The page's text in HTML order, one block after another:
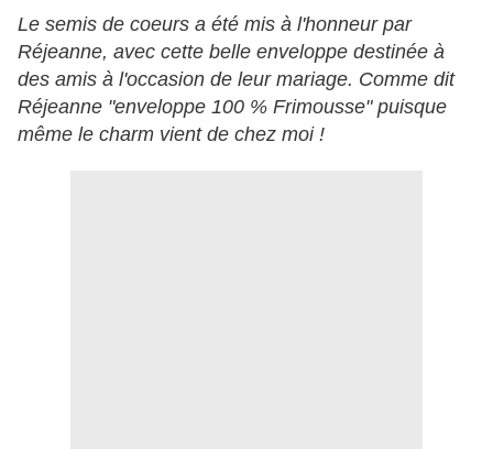
Le semis de coeurs a été mis à l'honneur par
Réjeanne, avec cette belle enveloppe destinée à
des amis à l'occasion de leur mariage. Comme dit
Réjeanne "enveloppe 100 % Frimousse" puisque
même le charm vient de chez moi !